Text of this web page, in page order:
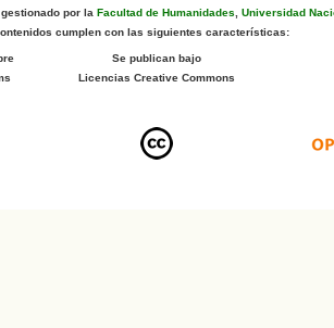
por la Facultad de Humanidades
Universidad
cumplen con las siguientes características:
Se publican bajo
Licencias Creative Commons